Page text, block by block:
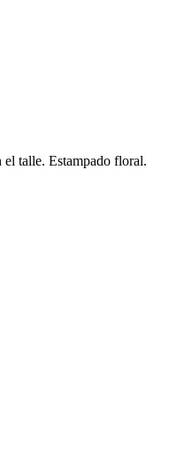
el talle. Estampado floral.